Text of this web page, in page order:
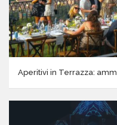
Aperitivi in Terrazza: